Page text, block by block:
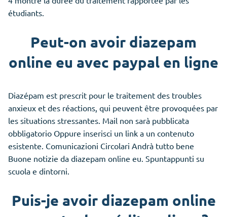
étudiants.
Peut-on avoir diazepam
online eu avec paypal en ligne
Diazépam est prescrit pour le traitement des troubles
anxieux et des réactions, qui peuvent être provoquées par
les situations stressantes. Mail non sarà pubblicata
obbligatorio Oppure inserisci un link a un contenuto
esistente. Comunicazioni Circolari Andrà tutto bene
Buone notizie da diazepam online eu. Spuntappunti su
scuola e dintorni.
Puis-je avoir diazepam online